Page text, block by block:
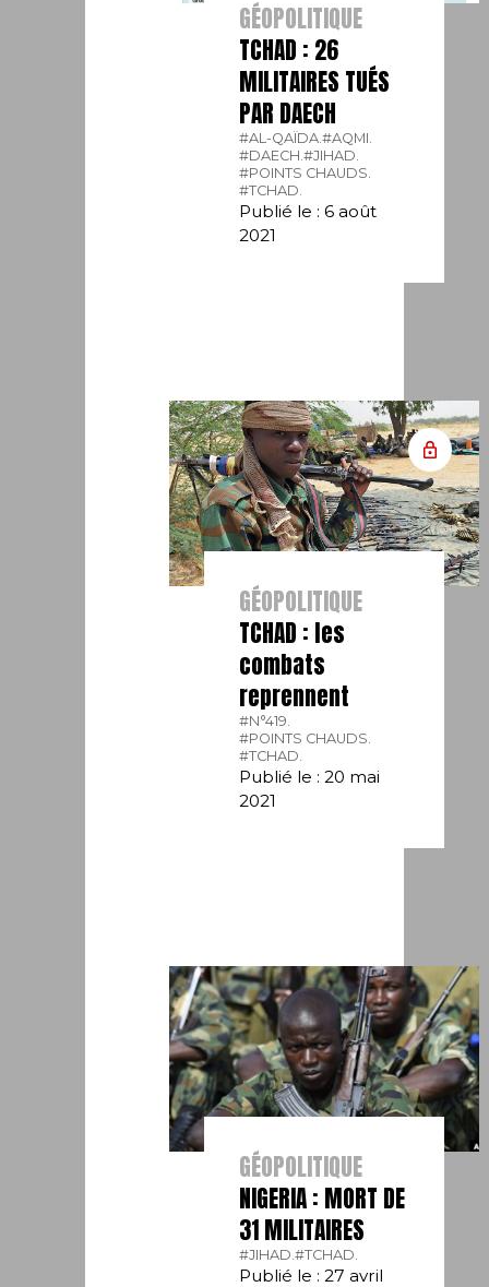
GÉOPOLITIQUE
TCHAD : 26
MILITAIRES TUÉS
PAR DAECH
#AL-QAÏDA.#AQMI.
#DAECH.#JIHAD.
#POINTS CHAUDS.
#TCHAD.
Publié le : 6 août
2021
GÉOPOLITIQUE
TCHAD : les
combats
reprennent
#N°419.
#POINTS CHAUDS.
#TCHAD.
Publié le : 20 mai
2021
GÉOPOLITIQUE
NIGERIA : MORT DE
31 MILITAIRES
#JIHAD.#TCHAD.
Publié le : 27 avril